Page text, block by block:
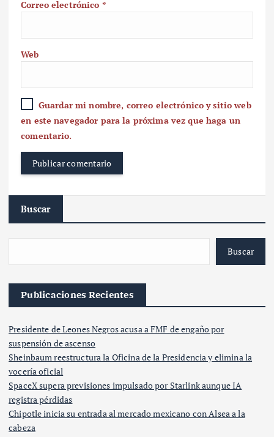
Correo electrónico *
Web
Guardar mi nombre, correo electrónico y sitio web
en este navegador para la próxima vez que haga un
comentario.
Buscar
Buscar
Publicaciones Recientes
Presidente de Leones Negros acusa a FMF de engaño por
suspensión de ascenso
Sheinbaum reestructura la Oficina de la Presidencia y elimina la
vocería oficial
SpaceX supera previsiones impulsado por Starlink aunque IA
registra pérdidas
Chipotle inicia su entrada al mercado mexicano con Alsea a la
cabeza